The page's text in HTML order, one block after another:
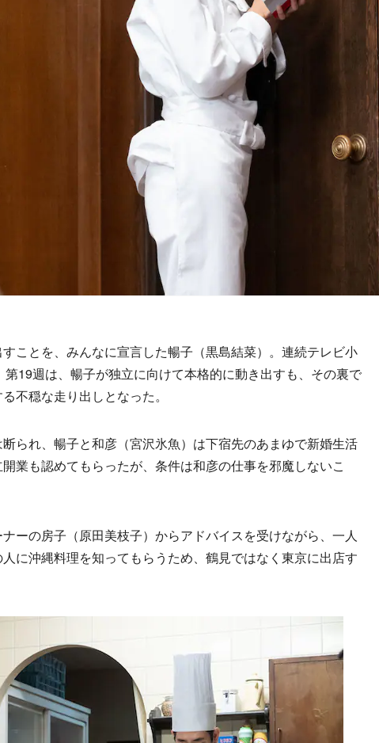
ことを、みんなに宣言した暢子（黒島結菜）。連続テレビ小
19週は、暢子が独立に向けて本格的に動き出すも、その裏で
不穏な走り出しとなった。
られ、暢子と和彦（宮沢氷魚）は下宿先のあまゆで新婚生活
業も認めてもらったが、条件は和彦の仕事を邪魔しないこ
ーの房子（原田美枝子）からアドバイスを受けながら、一人
に沖縄料理を知ってもらうため、鶴見ではなく東京に出店す